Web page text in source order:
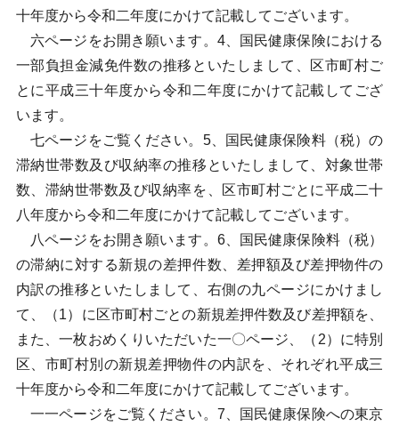
十年度から令和二年度にかけて記載してございます。
六ページをお開き願います。4、国民健康保険における
一部負担金減免件数の推移といたしまして、区市町村ご
とに平成三十年度から令和二年度にかけて記載してござ
います。
七ページをご覧ください。5、国民健康保険料（税）の
滞納世帯数及び収納率の推移といたしまして、対象世帯
数、滞納世帯数及び収納率を、区市町村ごとに平成二十
八年度から令和二年度にかけて記載してございます。
八ページをお開き願います。6、国民健康保険料（税）
の滞納に対する新規の差押件数、差押額及び差押物件の
内訳の推移といたしまして、右側の九ページにかけまし
て、（1）に区市町村ごとの新規差押件数及び差押額を、
また、一枚おめくりいただいた一〇ページ、（2）に特別
区、市町村別の新規差押物件の内訳を、それぞれ平成三
十年度から令和二年度にかけて記載してございます。
一一ページをご覧ください。7、国民健康保険への東京